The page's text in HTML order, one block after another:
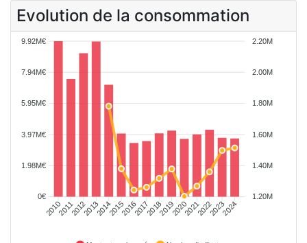
Evolution de la consommation
201020112012201320142015201620172018201920202021202220232024
2.20M
2.00M
1.80M
1.60M
1.40M
1.20M
9.92M€
7.94M€
5.95M€
3.97M€
1.98M€
0€